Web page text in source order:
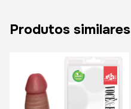
Produtos similares